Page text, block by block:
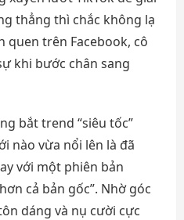
thẳng thì chắc không lạ
quen trên Facebook, cô
khi bước chân sang
bắt trend “siêu tốc”
nào vừa nổi lên là đã
với một phiên bản
cả bản gốc”. Nhờ góc
dáng và nụ cười cực